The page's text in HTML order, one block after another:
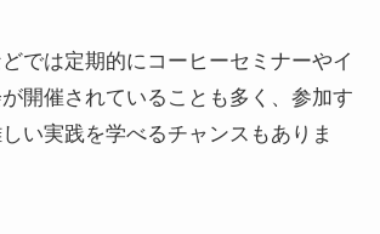
では定期的にコーヒーセミナーやイ
開催されていることも多く、参加す
い実践を学べるチャンスもありま